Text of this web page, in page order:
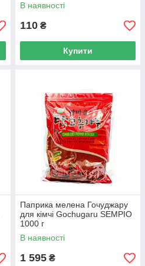
В наявності
110 ₴
Купити
Паприка мелена Гочуджару
для кімчі Gochugaru SEMPIO
1000 г
В наявності
1 595 ₴